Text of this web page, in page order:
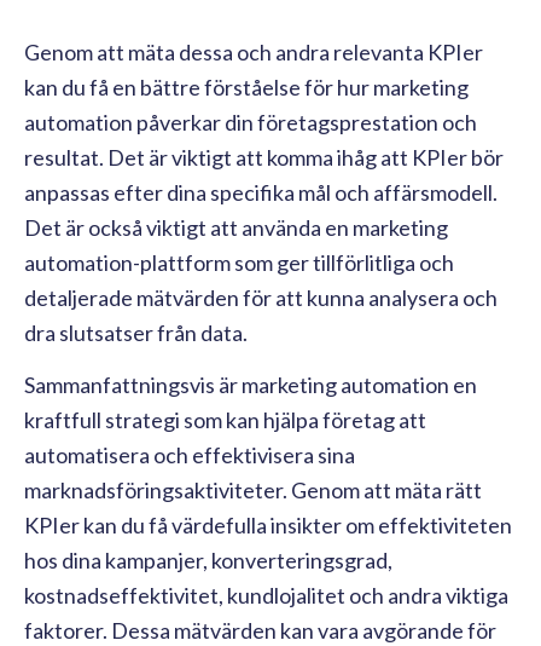
Genom att mäta dessa och andra relevanta KPIer
kan du få en bättre förståelse för hur marketing
automation påverkar din företagsprestation och
resultat. Det är viktigt att komma ihåg att KPIer bör
anpassas efter dina specifika mål och affärsmodell.
Det är också viktigt att använda en marketing
automation-plattform som ger tillförlitliga och
detaljerade mätvärden för att kunna analysera och
dra slutsatser från data.
Sammanfattningsvis är marketing automation en
kraftfull strategi som kan hjälpa företag att
automatisera och effektivisera sina
marknadsföringsaktiviteter. Genom att mäta rätt
KPIer kan du få värdefulla insikter om effektiviteten
hos dina kampanjer, konverteringsgrad,
kostnadseffektivitet, kundlojalitet och andra viktiga
faktorer. Dessa mätvärden kan vara avgörande för